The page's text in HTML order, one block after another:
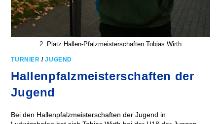
2. Platz Hallen-Pfalzmeisterschaften Tobias Wirth
TURNIER /JUGEND
Hallenpfalzmeisterschaften der
Jugend
Bei den Hallenpfalzmeisterschaften der Jugend in